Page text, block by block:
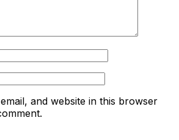
and website in this browser